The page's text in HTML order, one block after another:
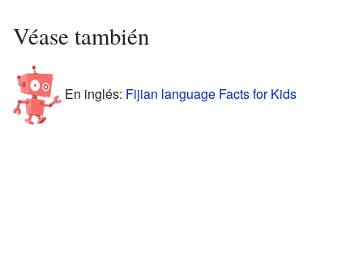
Véase también
En inglés: Fijian language Facts for Kids